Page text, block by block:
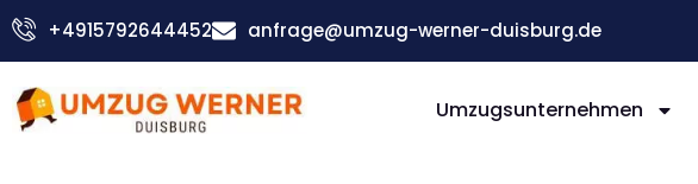
Zum
Inhalt
+4915792644452 anfrage@umzug-werner-duisburg.de
Umzugsunternehmen